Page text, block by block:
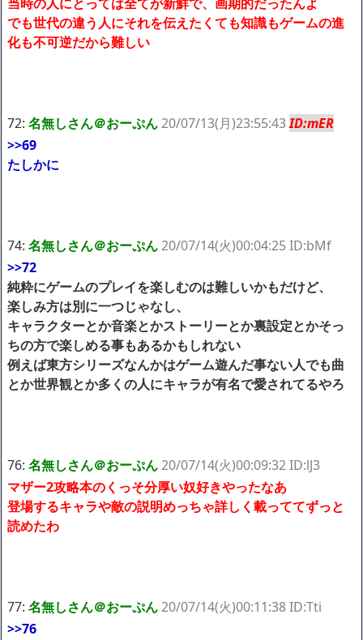
でも世代の違う人にそれを伝えたくても知識もゲームの進
化も不可逆だから難しい
72: 名無しさん＠おーぷん20/07/13(月)23:55:43ID:mER
>>69
たしかに
74: 名無しさん＠おーぷん20/07/14(火)00:04:25 ID:bMf
>>72
純粋にゲームのプレイを楽しむのは難しいかもだけど、
楽しみ方は別に一つじゃなし、
キャラクターとか音楽とかストーリーとか裏設定とかそっ
ちの方で楽しめる事もあるかもしれない
例えば東方シリーズなんかはゲーム遊んだ事ない人でも曲
とか世界観とか多くの人にキャラが有名で愛されてるやろ
76: 名無しさん＠おーぷん20/07/14(火)00:09:32 ID:lJ3
マザー2攻略本のくっそ分厚い奴好きやったなあ
登場するキャラや敵の説明めっちゃ詳しく載っててずっと
読めたわ
77: 名無しさん＠おーぷん20/07/14(火)00:11:38 ID:Tti
>>76